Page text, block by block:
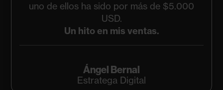
uno de ellos ha sido por más de $5.000
USD.
Un hito en mis ventas.
Ángel Bernal
Estratega Digital